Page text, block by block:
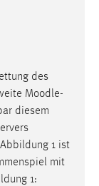
des
Moodle-
diesem
1 ist
mit
1: